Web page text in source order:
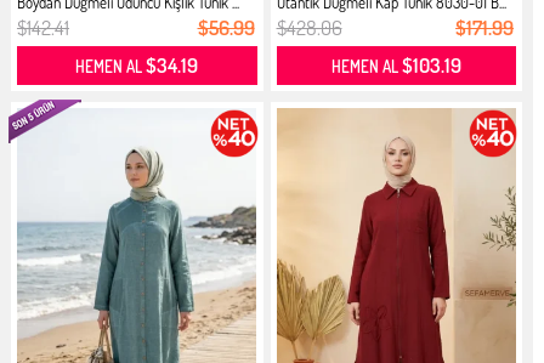
$142.41 $56.99
HEMEN AL$34.19
$428.06 $171.99
HEMEN AL$103.19